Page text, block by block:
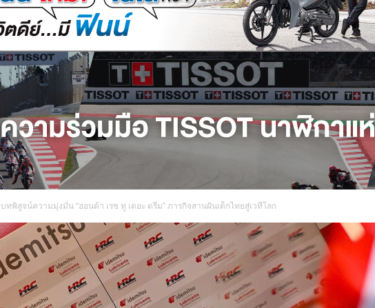
บทพิสูจน์ความมุ่งมั่น “ฮอนด้า เรซ ทู เดอะ ดรีม” ภารกิจสานฝันเด็กไทยสู่เวทีโลก